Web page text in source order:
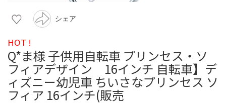
シェア
HOT !
Q*ま様 子供用自転車 プリンセス・ソ
フィアデザイン 16インチ 自転車】デ
ィズニー幼児車 ちいさなプリンセス ソ
フィア 16インチ(販売